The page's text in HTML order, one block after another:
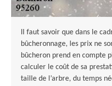
Il faut savoir que dans le
bûcheronnage, les prix ne
bûcheron prend en compte
calculer le coût de sa
taille de l’arbre, du temps